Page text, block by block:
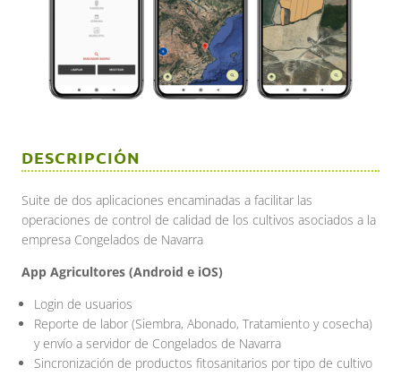
DESCRIPCIÓN
Suite de dos aplicaciones encaminadas a facilitar las
operaciones de control de calidad de los cultivos asociados a la
empresa Congelados de Navarra
App Agricultores (Android e iOS)
Login de usuarios
Reporte de labor (Siembra, Abonado, Tratamiento y cosecha)
y envío a servidor de Congelados de Navarra
Sincronización de productos fitosanitarios por tipo de cultivo